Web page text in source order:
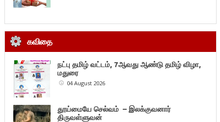
கவிதை
நட்பு தமிழ் வட்டம், 7ஆவது ஆண்டு தமிழ் விழா,
மதுரை
04 August 2026
தூய்மையே செல்வம் – இலக்குவனார்
திருவள்ளுவன்